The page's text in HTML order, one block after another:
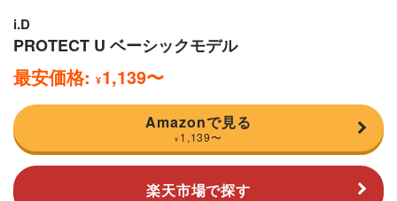
i.D
PROTECT U ベーシックモデル
最安価格: ¥1,139〜
Amazonで見る
¥ 1,139〜
楽天市場で探す